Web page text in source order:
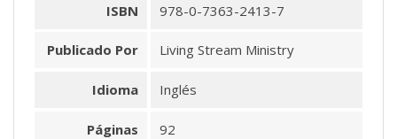
ISBN 978-0-7363-2413-7
Publicado Por Living Stream Ministry
Idioma Inglés
Páginas 92